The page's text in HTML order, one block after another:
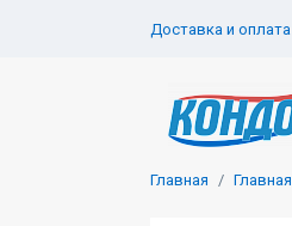
Доставка и оплата
Главная Главная